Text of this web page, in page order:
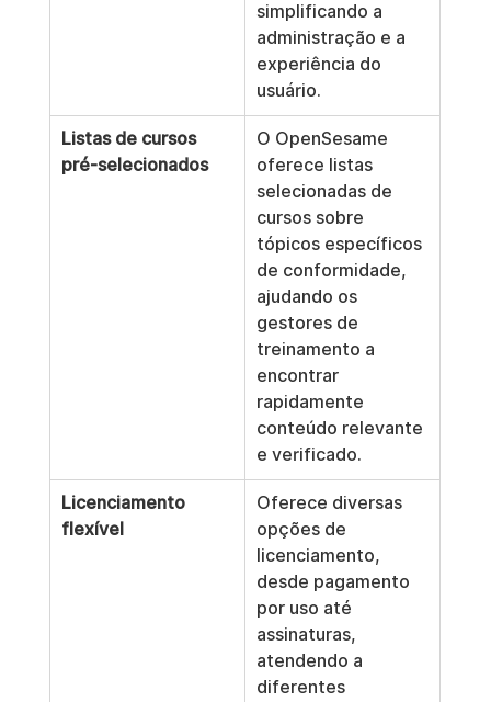
simplificando a
administração e a
experiência do
usuário.
Listas de cursos
pré-selecionados
O OpenSesame
oferece listas
selecionadas de
cursos sobre
tópicos específicos
de conformidade,
ajudando os
gestores de
treinamento a
encontrar
rapidamente
conteúdo relevante
e verificado.
Licenciamento
flexível
Oferece diversas
opções de
licenciamento,
desde pagamento
por uso até
assinaturas,
atendendo a
diferentes